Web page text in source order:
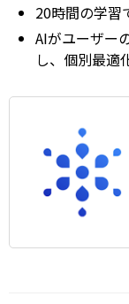
20時間の学習
AIがユーザー
し、個別最適